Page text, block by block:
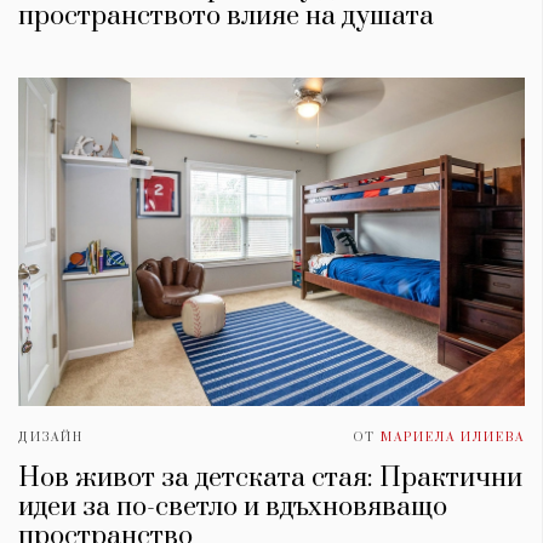
пространството влияе на душата
ДИЗАЙН ОТ МАРИЕЛА ИЛИЕВА
Нов живот за детската стая: Практични
идеи за по-светло и вдъхновяващо
Цветно
Пътувай
Wellness
ModerenDom
СЛЕДВАЙТЕ НИ
Instagram Twitter
Pinterest
YouTube
Spotify Soundcloud
Ако нашият сайт ви харесва, можете да се абонирате за
седмичния ни нюзлетър тук:
© 2026, HighViewArt | Всички права запазени